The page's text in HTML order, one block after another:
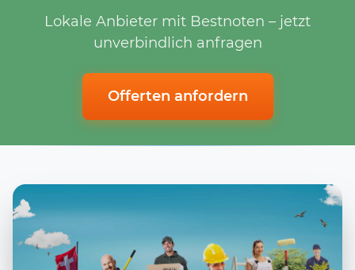
Lokale Anbieter mit Bestnoten – jetzt
unverbindlich anfragen
Offerten anfordern